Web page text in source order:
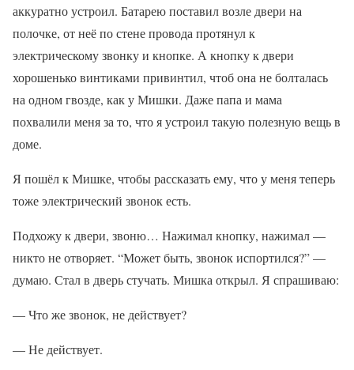
аккуратно устроил. Батарею поставил возле двери на
полочке, от неё по стене провода протянул к
электрическому звонку и кнопке. А кнопку к двери
хорошенько винтиками привинтил, чтоб она не болталась
на одном гвозде, как у Мишки. Даже папа и мама
похвалили меня за то, что я устроил такую полезную вещь в
доме.
Я пошёл к Мишке, чтобы рассказать ему, что у меня теперь
тоже электрический звонок есть.
Подхожу к двери, звоню… Нажимал кнопку, нажимал —
никто не отворяет. “Может быть, звонок испортился?” —
думаю. Стал в дверь стучать. Мишка открыл. Я спрашиваю:
— Что же звонок, не действует?
— Не действует.